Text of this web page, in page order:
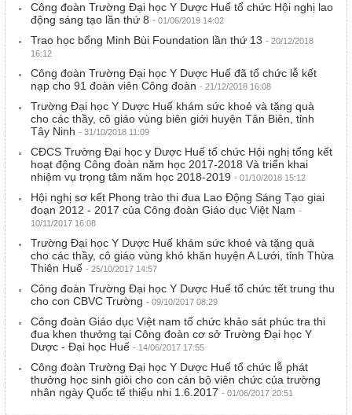
Công đoàn Trường Đại học Y Dược Huế tổ chức Hội nghị lao
động sáng tạo lần thứ 8 - 01/06/2019 14:02
Trao học bổng Minh Bùi Foundation lần thứ 13 - 20/12/2018
16:12
Công đoàn Trường Đại học Y Dược Huế đã tổ chức lễ kết
nạp cho 91 đoàn viên Công đoàn - 21/12/2018 16:08
Trường Đại học Y Dược Huế khám sức khoẻ và tặng quà
cho các thầy, cô giáo vùng biên giới huyện Tân Biên, tỉnh
Tây Ninh - 31/10/2018 11:09
CĐCS Trường Đại học y Dược Huế tổ chức Hội nghị tổng kết
hoạt động Công đoàn năm học 2017-2018 Và triển khai
nhiệm vụ trọng tâm năm học 2018-2019 - 01/10/2018 15:12
Hội nghị sơ kết Phong trào thi đua Lao Động Sáng Tạo giai
đoạn 2012 - 2017 của Công đoàn Giáo dục Việt Nam -
10/11/2017 16:08
Trường Đại học Y Dược Huế khám sức khoẻ và tặng quà
cho các thầy, cô giáo vùng khó khăn huyện A Lưới, tỉnh Thừa
Thiên Huế - 25/10/2017 14:57
Công đoàn Trường Đại học Y Dược Huế tổ chức tết trung thu
cho con CBVC Trường - 09/10/2017 08:29
Công đoàn Giáo dục Việt nam tổ chức khảo sát phúc tra thi
đua khen thưởng tại Công đoàn cơ sở Trường Đại học Y
Dược - Đại học Huế - 14/06/2017 17:55
Công đoàn Trường Đại học Y Dược Huế tổ chức lễ phát
thưởng học sinh giỏi cho con cán bộ viên chức của trường
nhân ngày Quốc tế thiếu nhi 1.6.2017 - 01/06/2017 20:51